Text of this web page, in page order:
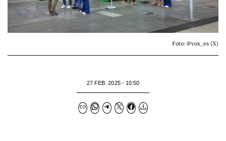
Foto: @vox_es (X)
27 FEB. 2025 - 10:50